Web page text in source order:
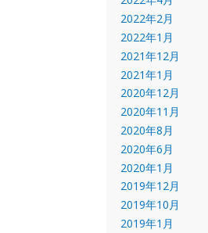
2022年2月
2022年1月
2021年12月
2021年1月
2020年12月
2020年11月
2020年8月
2020年6月
2020年1月
2019年12月
2019年10月
2019年1月